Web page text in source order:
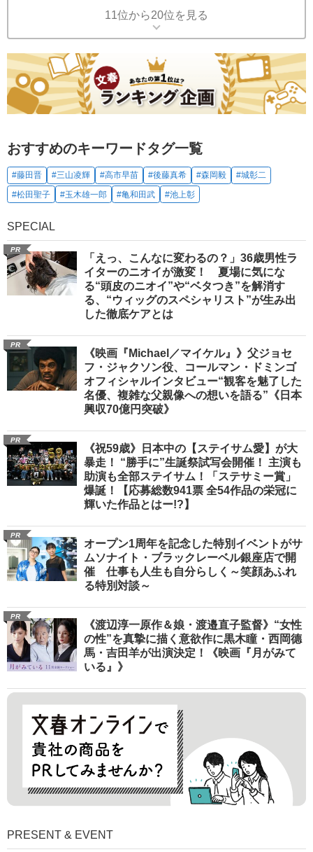
11位から20位を見る
おすすめのキーワードタグ一覧
#藤田晋 #三山凌輝 #高市早苗 #後藤真希 #森岡毅
#城彰二
#松田聖子
#玉木雄一郎 #亀和田武 #池上彰
SPECIAL
PR
「えっ、こんなに変わるの？」36歳男性ラ
イターのニオイが激変！ 夏場に気にな
る“頭皮のニオイ”や“ベタつき”を解消す
る、“ウィッグのスペシャリスト”が生み出
した徹底ケアとは
PR
《映画『Michael／マイケル』》父ジョセ
フ・ジャクソン役、コールマン・ドミンゴ
オフィシャルインタビュー“観客を魅了した
名優、複雑な父親像への想いを語る”《日本
興収70億円突破》
PR
《祝59歳》日本中の【ステイサム愛】が大
暴走！ “勝手に”生誕祭試写会開催！ 主演も
助演も全部ステイサム！「ステサミー賞」
爆誕！【応募総数941票 全54作品の栄冠に
輝いた作品とはー!?】
PR
オープン1周年を記念した特別イベントがサ
ムソナイト・ブラックレーベル銀座店で開
催 仕事も人生も自分らしく～笑顔あふれ
る特別対談～
PR
《渡辺淳一原作＆娘・渡邉直子監督》“女性
の性”を真摯に描く意欲作に黒木瞳・西岡德
馬・吉田羊が出演決定！《映画『月がみて
いる』》
PRESENT & EVENT